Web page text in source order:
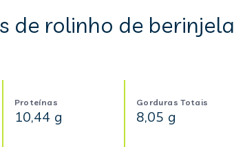
de rolinho de berinjela
Proteínas
10,44 g
Gorduras Totais
8,05 g